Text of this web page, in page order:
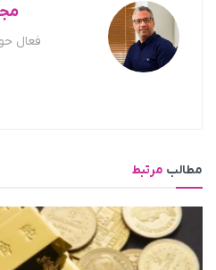
فعال
مطالب مرتبط